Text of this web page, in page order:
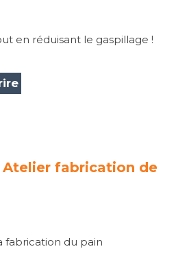
en réduisant le gaspillage !
Atelier fabrication de
fabrication du pain